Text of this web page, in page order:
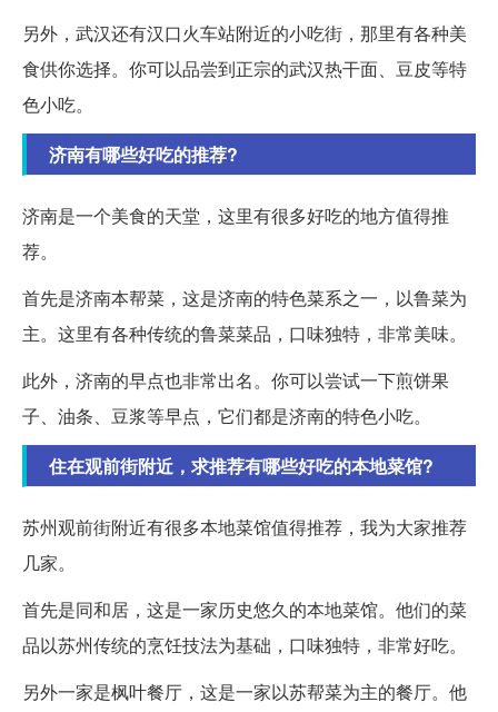
另外，武汉还有汉口火车站附近的小吃街，那里有各种美
食供你选择。你可以品尝到正宗的武汉热干面、豆皮等特
色小吃。
济南有哪些好吃的推荐?
济南是一个美食的天堂，这里有很多好吃的地方值得推
荐。
首先是济南本帮菜，这是济南的特色菜系之一，以鲁菜为
主。这里有各种传统的鲁菜菜品，口味独特，非常美味。
此外，济南的早点也非常出名。你可以尝试一下煎饼果
子、油条、豆浆等早点，它们都是济南的特色小吃。
住在观前街附近，求推荐有哪些好吃的本地菜馆?
苏州观前街附近有很多本地菜馆值得推荐，我为大家推荐
几家。
首先是同和居，这是一家历史悠久的本地菜馆。他们的菜
品以苏州传统的烹饪技法为基础，口味独特，非常好吃。
另外一家是枫叶餐厅，这是一家以苏帮菜为主的餐厅。他